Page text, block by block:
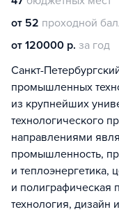
от 52 проходной
от 120000 р. за год
Санкт-
промышленных
из крупнейших
технологического
направлениями
промышленность,
и
и полиграфическая
технология, дизайн